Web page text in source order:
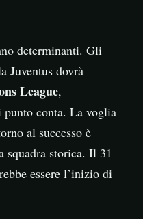
determinanti. Gli
Juventus dovrà
League,
conta. La voglia
al successo è
squadra storica. Il 31
essere l’inizio di